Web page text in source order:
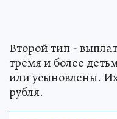
Второй тип -
тремя и более
или усыновлены.
рубля.